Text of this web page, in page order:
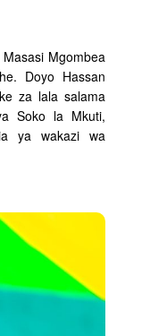
Mgombea
Doyo Hassan
za lala salama
Soko la Mkuti,
ya wakazi wa